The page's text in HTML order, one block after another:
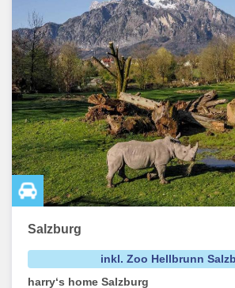
Salzburg
inkl. Zoo Hellbrunn
harry‘s home Salzburg